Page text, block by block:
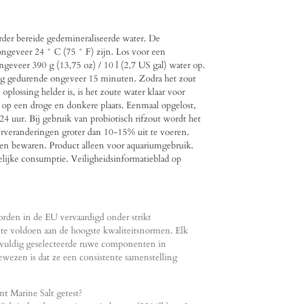
bereide gedemineraliseerde water. De
24 ° C (75 ° F) zijn. Los voor een
390 g (13,75 oz) / 10 l (2,7 US gal) water op.
gedurende ongeveer 15 minuten. Zodra het zout
helder is, is het zoute water klaar voor
een droge en donkere plaats. Eenmaal opgelost,
uur. Bij gebruik van probiotisch rifzout wordt het
groter dan 10-15% uit te voeren.
bewaren. Product alleen voor aquariumgebruik.
consumptie. Veiligheidsinformatieblad op
in de EU vervaardigd onder strikt
voldoen aan de hoogste kwaliteitsnormen. Elk
geselecteerde ruwe componenten in
is dat ze een consistente samenstelling
Marine Salt getest?